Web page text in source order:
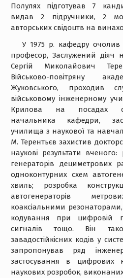
Полулях підготував 7
видав 2 підручники, 2
авторських свідоцтв на
У 1975 р. кафедру очолив
професор, Заслужений діяч
Сергій Миколайович
Військово-повітряну
Жуковського, проходив
військовому інженерному
Крилова на посадах
начальника кафедри,
училища з наукової та
М. Терентьєв захистив
наукові результати вченого:
генераторів дециметрових
одноконтурних схем
хвиль; розробка
автогенераторів
коаксіальними
кодування при цифровій
сигналів тощо. Він
завадостійкісних кодів у
запропонував ряд
застосування в цифрових
наукових розробок,